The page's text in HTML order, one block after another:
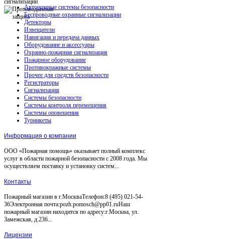
Автономные системы безопасности
Беспроводные охранные сигнализации
Детекторы
Извещатели
Навигация и передача данных
Оборудование и аксессуары
Охранно-пожарная сигнализация
Пожарное оборудование
Противокражные системы
Прочее для средств безопасности
Регистраторы
Сигнализация
Системы безопасности
Системы контроля перемещения
Системы оповещения
Турникеты
Информация о компании
ООО «Пожарная помощь» оказывает полный комплекс
услуг в области пожарной безопасности с 2008 года. Мы
осуществляем поставку и установку систем...
Контакты
Пожарный магазин в г.МоскваТелефон:8 (495) 021-54-
36Электронная почта:pozh.pomosch@pp01.ruНаш
пожарный магазин находится по адресу:г.Москва, ул.
Замежская, д.236...
Лицензии